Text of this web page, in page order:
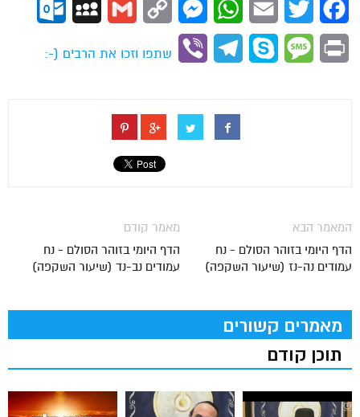
Facebook
Twitter
Email
WhatsApp
Messenger
Copy
Gmail
MySpace
Print
Message
Skype
Telegram
Viber
שתפו וזכו את הרבים (-:
מאמר קודם
הדף היומי בזוהר הסולם - נח
עמודים נב-נד (שיעור השקפה)
המאמר הבא
הדף היומי בזוהר הסולם - נח
עמודים נה-נז (שיעור השקפה)
מאמרים קשורים
תוכן קודם